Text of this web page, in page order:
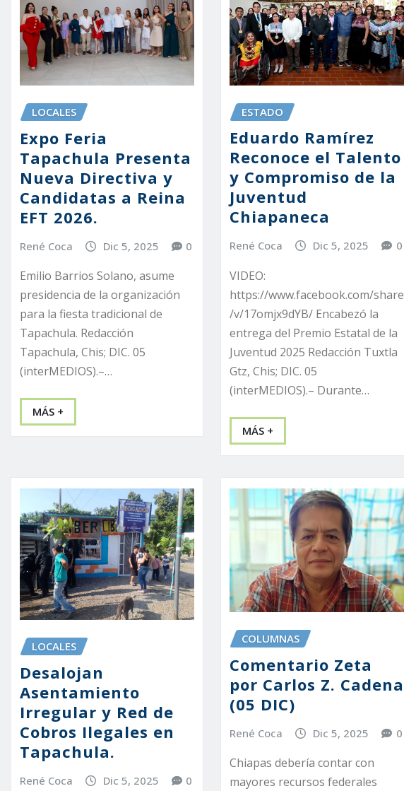
LOCALES
Expo Feria
Tapachula Presenta
Nueva Directiva y
Candidatas a Reina
EFT 2026.
René Coca Dic 5, 2025 0
Emilio Barrios Solano, asume
presidencia de la organización
para la fiesta tradicional de
Tapachula. Redacción
Tapachula, Chis; DIC. 05
(interMEDIOS).–…
MÁS +
ESTADO
Eduardo Ramírez
Reconoce el Talento
y Compromiso de la
Juventud
Chiapaneca
René Coca Dic 5, 2025 0
VIDEO:
https://www.facebook.com/share
/v/17omjx9dYB/ Encabezó la
entrega del Premio Estatal de la
Juventud 2025 Redacción Tuxtla
Gtz, Chis; DIC. 05
(interMEDIOS).– Durante…
MÁS +
LOCALES
Desalojan
Asentamiento
Irregular y Red de
Cobros Ilegales en
Tapachula.
René Coca Dic 5, 2025 0
COLUMNAS
Comentario Zeta
por Carlos Z. Cadena
(05 DIC)
René Coca Dic 5, 2025 0
Chiapas debería contar con
mayores recursos federales